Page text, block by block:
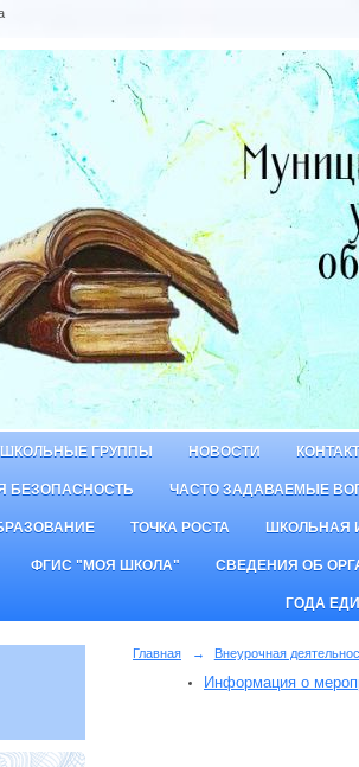
ГРУППЫ НОВОСТИ
БЕЗОПАСНОСТЬ ЧАСТО ЗАДАВАЕМЫЕ
ТОЧКА РОСТА ШКОЛЬНАЯ
ФГИС "МОЯ ШКОЛА" СВЕДЕНИЯ ОБ
ГОДА
Главная → Внеурочная
Информация о